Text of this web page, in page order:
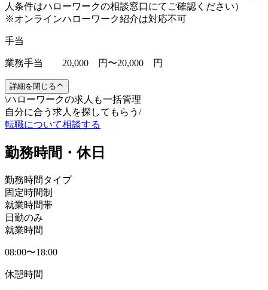
人条件はハローワークの相談窓口にてご確認ください）
※オンラインハローワーク紹介は対応不可
手当
業務手当 20,000 円〜20,000 円
詳細を閉じる
\ハローワークの求人も一括管理
自分に合う求人を探してもらう /
転職について相談する
勤務時間・休日
勤務時間タイプ
固定時間制
就業時間帯
日勤のみ
就業時間
08:00〜18:00
休憩時間